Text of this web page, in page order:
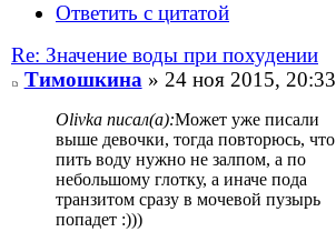
Ответить с цитатой
Re: Значение воды при похудении
Тимошкина » 24 ноя 2015, 20:33
Olivka писал(а):Может уже писали
выше девочки, тогда повторюсь, что
пить воду нужно не залпом, а по
небольшому глотку, а иначе пода
транзитом сразу в мочевой пузырь
попадет :)))